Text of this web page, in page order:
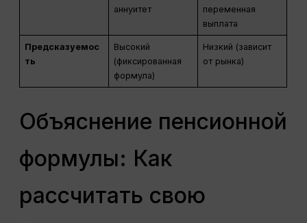
аннуитет
переменная
выплата
Предсказуемос
ть
Высокий
(фиксированная
формула)
Низкий (зависит
от рынка)
Объяснение пенсионной
формулы: Как
рассчитать свою